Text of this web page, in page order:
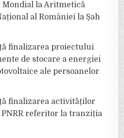
Mondial la Aritmetică
al României la Șah
finalizarea proiectului
de stocare a energiei
ale persoanelor
finalizarea activităților
referitor la tranziția